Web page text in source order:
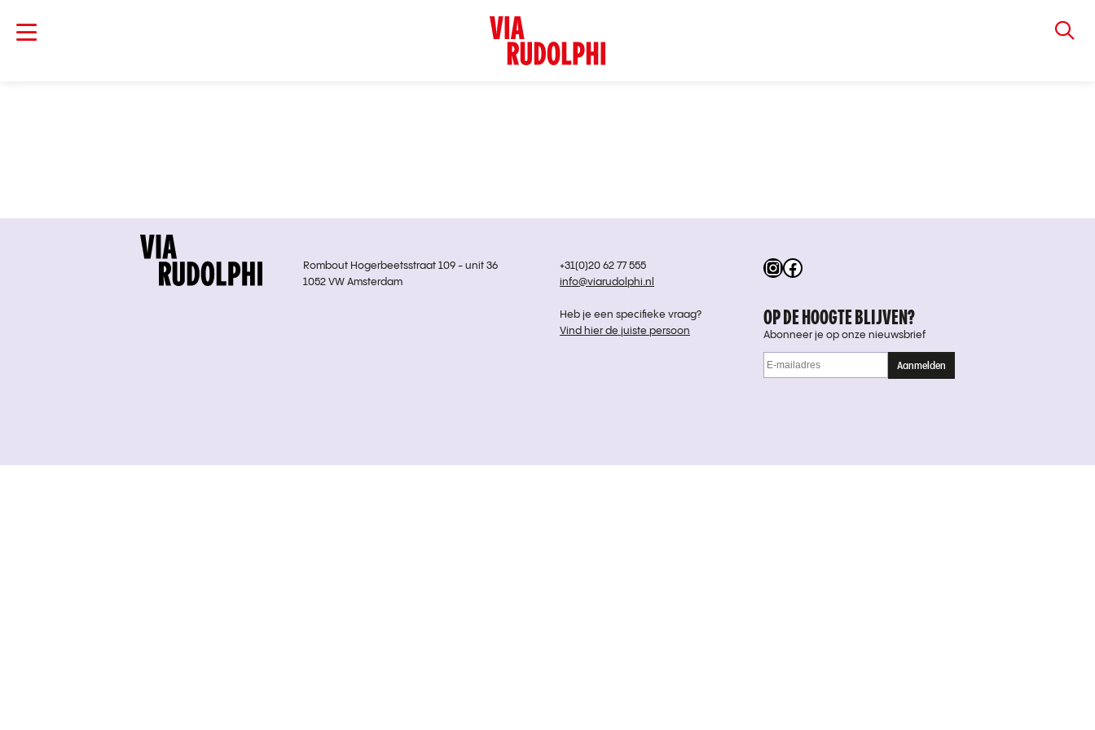
Instagram
Facebook
Rombout Hogerbeetsstraat 109 - unit 36
1052 VW Amsterdam
+31(0)20 62 77 555
info@viarudolphi.nl
Heb je een specifieke vraag?
Vind hier de juiste persoon
OP DE HOOGTE BLIJVEN?
Abonneer je op onze nieuwsbrief